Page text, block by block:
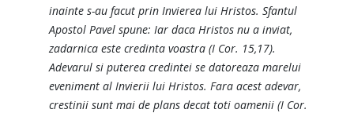
inainte s-au facut prin Invierea lui Hristos. Sfantul
Apostol Pavel spune: Iar daca Hristos nu a inviat,
zadarnica este credinta voastra (I Cor. 15,17).
Adevarul si puterea credintei se datoreaza marelui
eveniment al Invierii lui Hristos. Fara acest adevar,
crestinii sunt mai de plans decat toti oamenii (I Cor.